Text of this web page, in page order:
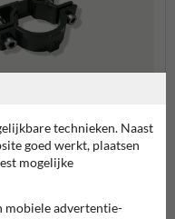
Bevestigingsmaterialen
technieken. Naast
goed werkt, plaatsen
mogelijke
mobiele advertentie-